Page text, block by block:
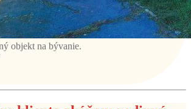
objekt na bývanie.